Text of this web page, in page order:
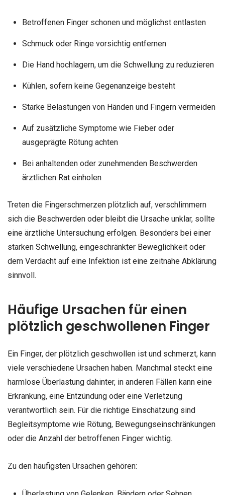
Betroffenen Finger schonen und möglichst entlasten
Schmuck oder Ringe vorsichtig entfernen
Die Hand hochlagern, um die Schwellung zu reduzieren
Kühlen, sofern keine Gegenanzeige besteht
Starke Belastungen von Händen und Fingern vermeiden
Auf zusätzliche Symptome wie Fieber oder
ausgeprägte Rötung achten
Bei anhaltenden oder zunehmenden Beschwerden
ärztlichen Rat einholen
Treten die Fingerschmerzen plötzlich auf, verschlimmern
sich die Beschwerden oder bleibt die Ursache unklar, sollte
eine ärztliche Untersuchung erfolgen. Besonders bei einer
starken Schwellung, eingeschränkter Beweglichkeit oder
dem Verdacht auf eine Infektion ist eine zeitnahe Abklärung
sinnvoll.
Häufige Ursachen für einen
plötzlich geschwollenen Finger
Ein Finger, der plötzlich geschwollen ist und schmerzt, kann
viele verschiedene Ursachen haben. Manchmal steckt eine
harmlose Überlastung dahinter, in anderen Fällen kann eine
Erkrankung, eine Entzündung oder eine Verletzung
verantwortlich sein. Für die richtige Einschätzung sind
Begleitsymptome wie Rötung, Bewegungseinschränkungen
oder die Anzahl der betroffenen Finger wichtig.
Zu den häufigsten Ursachen gehören: